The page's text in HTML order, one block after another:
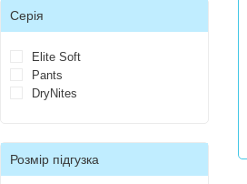
Серія
Elite Soft
Pants
DryNites
Розмір підгузка